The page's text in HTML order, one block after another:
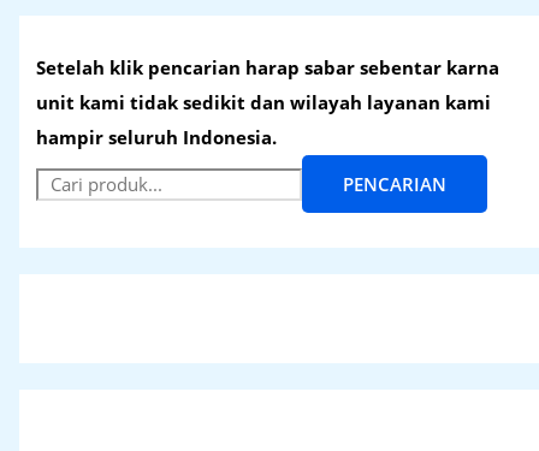
Setelah klik pencarian harap sabar sebentar karna
unit kami tidak sedikit dan wilayah layanan kami
hampir seluruh Indonesia.
PENCARIAN